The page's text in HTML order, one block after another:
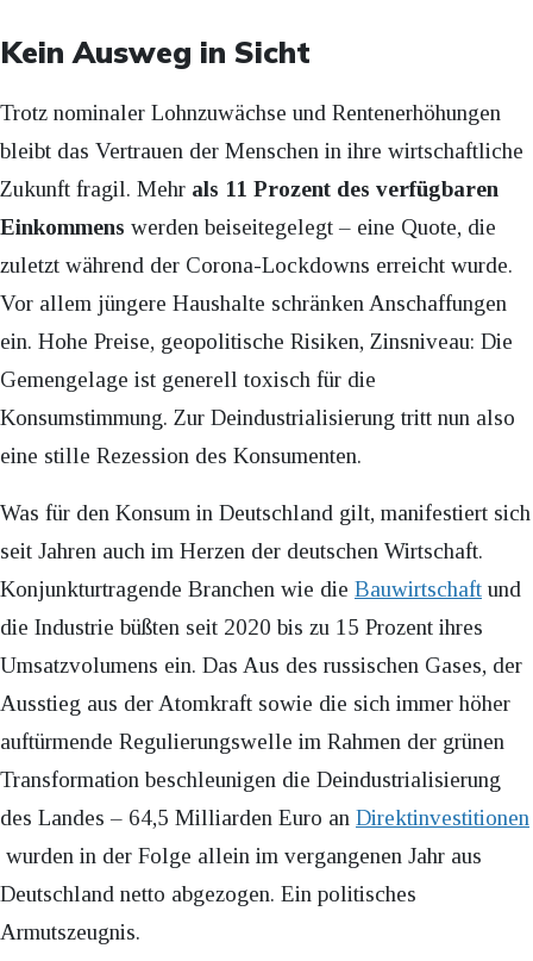
Kein Ausweg in Sicht
Trotz nominaler Lohnzuwächse und Rentenerhöhungen
bleibt das Vertrauen der Menschen in ihre wirtschaftliche
Zukunft fragil. Mehr als 11 Prozent des verfügbaren
Einkommens werden beiseitegelegt – eine Quote, die
zuletzt während der Corona-Lockdowns erreicht wurde.
Vor allem jüngere Haushalte schränken Anschaffungen
ein. Hohe Preise, geopolitische Risiken, Zinsniveau: Die
Gemengelage ist generell toxisch für die
Konsumstimmung. Zur Deindustrialisierung tritt nun also
eine stille Rezession des Konsumenten.
Was für den Konsum in Deutschland gilt, manifestiert sich
seit Jahren auch im Herzen der deutschen Wirtschaft.
Konjunkturtragende Branchen wie die Bauwirtschaft und
die Industrie büßten seit 2020 bis zu 15 Prozent ihres
Umsatzvolumens ein. Das Aus des russischen Gases, der
Ausstieg aus der Atomkraft sowie die sich immer höher
auftürmende Regulierungswelle im Rahmen der grünen
Transformation beschleunigen die Deindustrialisierung
des Landes – 64,5 Milliarden Euro an Direktinvestitionen
wurden in der Folge allein im vergangenen Jahr aus
Deutschland netto abgezogen. Ein politisches
Armutszeugnis.